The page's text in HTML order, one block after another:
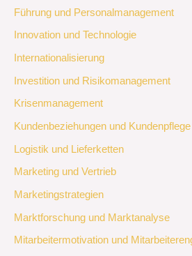
Führung und Personalmanagement
Innovation und Technologie
Internationalisierung
Investition und Risikomanagement
Krisenmanagement
Kundenbeziehungen und Kundenpflege
Logistik und Lieferketten
Marketing und Vertrieb
Marketingstrategien
Marktforschung und Marktanalyse
Mitarbeitermotivation und